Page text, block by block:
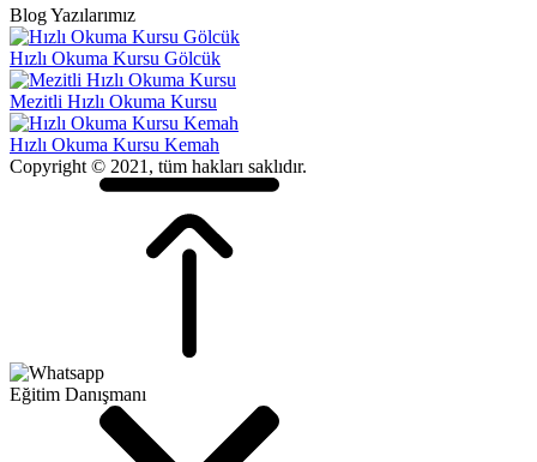
Blog Yazılarımız
Hızlı Okuma Kursu Gölcük
Mezitli Hızlı Okuma Kursu
Hızlı Okuma Kursu Kemah
Copyright © 2021, tüm hakları saklıdır.
Eğitim Danışmanı